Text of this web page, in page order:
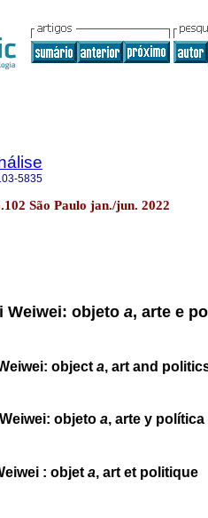
5835
São Paulo jan./jun. 2022
Weiwei: objeto a, arte e
object a, art and
objeto a, arte y política
: objet a, art et politique